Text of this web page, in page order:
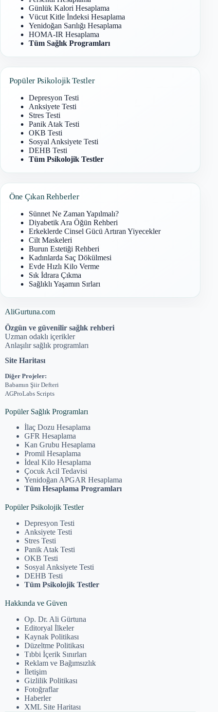
Günlük Kalori Hesaplama
Vücut Kitle İndeksi Hesaplama
Yenidoğan Sarılığı Hesaplama
HOMA-IR Hesaplama
Tüm Sağlık Programları
Popüler Psikolojik Testler
Depresyon Testi
Anksiyete Testi
Stres Testi
Panik Atak Testi
OKB Testi
Sosyal Anksiyete Testi
DEHB Testi
Tüm Psikolojik Testler
Öne Çıkan Rehberler
Sünnet Ne Zaman Yapılmalı?
Diyabetik Ara Öğün Rehberi
Erkeklerde Cinsel Gücü Artıran Yiyecekler
Cilt Maskeleri
Burun Estetiği Rehberi
Kadınlarda Saç Dökülmesi
Evde Hızlı Kilo Verme
Sık İdrara Çıkma
Sağlıklı Yaşamın Sırları
AliGurtuna.com
Özgün ve güvenilir sağlık rehberi
Uzman odaklı içerikler
Anlaşılır sağlık programları
Site Haritası
Diğer Projeler:
Babamın Şiir Defteri
AGProLabs Scripts
Popüler Sağlık Programları
İlaç Dozu Hesaplama
GFR Hesaplama
Kan Grubu Hesaplama
Promil Hesaplama
İdeal Kilo Hesaplama
Çocuk Acil Tedavisi
Yenidoğan APGAR Hesaplama
Tüm Hesaplama Programları
Popüler Psikolojik Testler
Depresyon Testi
Anksiyete Testi
Stres Testi
Panik Atak Testi
OKB Testi
Sosyal Anksiyete Testi
DEHB Testi
Tüm Psikolojik Testler
Hakkında ve Güven
Op. Dr. Ali Gürtuna
Editoryal İlkeler
Kaynak Politikası
Düzeltme Politikası
Tıbbi İçerik Sınırları
Reklam ve Bağımsızlık
İletişim
Gizlilik Politikası
Fotoğraflar
Haberler
XML Site Haritası